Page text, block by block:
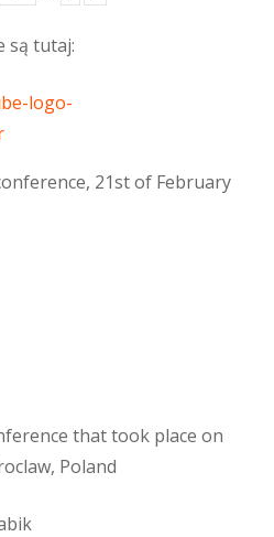
są tutaj:
21st of February
that took place on
Poland